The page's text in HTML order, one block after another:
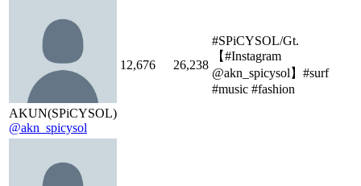
AKUN(SPiCYSOL)
@akn_spicysol
12,676 26,238
#SPiCYSOL/Gt.
【#Instagram
@akn_spicysol】#surf
#music #fashion